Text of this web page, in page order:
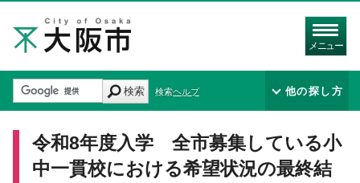
メニュー
検索 検索ヘルプ 他の探し方
令和8年度入学 全市募集している小
中一貫校における希望状況の最終結